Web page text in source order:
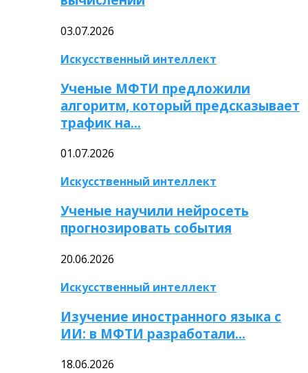
03.07.2026
Искусственный интеллект
Ученые МФТИ предложили
алгоритм, который предсказывает
трафик на…
01.07.2026
Искусственный интеллект
Ученые научили нейросеть
прогнозировать события
20.06.2026
Искусственный интеллект
Изучение иностранного языка с
ИИ: в МФТИ разработали…
18.06.2026